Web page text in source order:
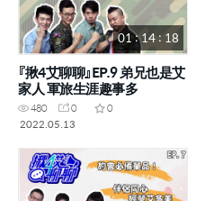
01 : 14 : 18
『揪4艾聊聊』EP.9 弟兄也是艾
家人 軍旅生涯趣事多
480 0
0
2022.05.13